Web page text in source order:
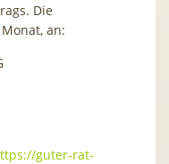
Die
an:
guter-rat-